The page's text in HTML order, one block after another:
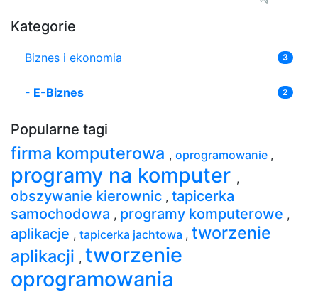
Kategorie
Biznes i ekonomia 3
- E-Biznes 2
Popularne tagi
firma komputerowa , oprogramowanie ,
programy na komputer ,
obszywanie kierownic , tapicerka
samochodowa , programy komputerowe ,
aplikacje , tapicerka jachtowa , tworzenie
aplikacji , tworzenie
oprogramowania